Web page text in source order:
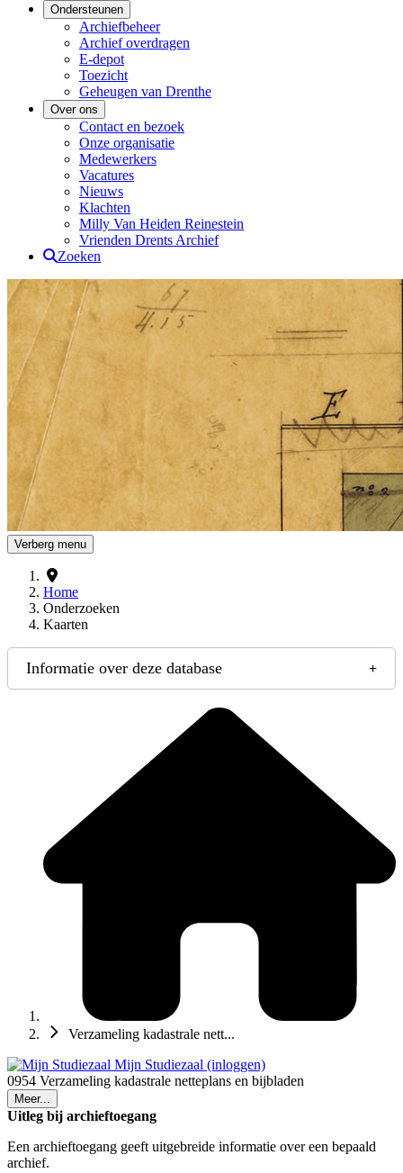
Ondersteunen
Archiefbeheer
Archief overdragen
E-depot
Toezicht
Geheugen van Drenthe
Over ons
Contact en bezoek
Onze organisatie
Medewerkers
Vacatures
Nieuws
Klachten
Milly Van Heiden Reinestein
Vrienden Drents Archief
Zoeken
Drents Archief
Verberg menu
Home
Onderzoeken
Kaarten
Informatie over deze database
Verzameling kadastrale nett...
Mijn Studiezaal (inloggen)
0954 Verzameling kadastrale netteplans en bijbladen
Meer...
Uitleg bij archieftoegang
Een archieftoegang geeft uitgebreide informatie over een bepaald
archief.